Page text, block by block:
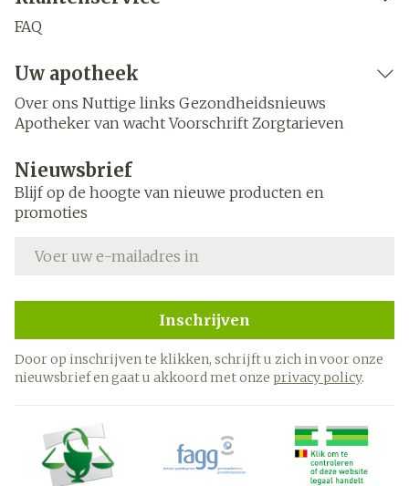
FAQ
Uw apotheek
Over ons Nuttige links Gezondheidsnieuws
Apotheker van wacht Voorschrift Zorgtarieven
Nieuwsbrief
Blijf op de hoogte van nieuwe producten en
promoties
Inschrijven
Door op inschrijven te klikken, schrijft u zich in voor onze
nieuwsbrief en gaat u akkoord met onze privacy policy.